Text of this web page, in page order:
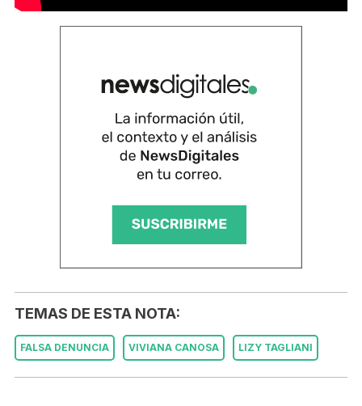
TEMAS DE ESTA NOTA:
FALSA DENUNCIA VIVIANA CANOSA LIZY TAGLIANI